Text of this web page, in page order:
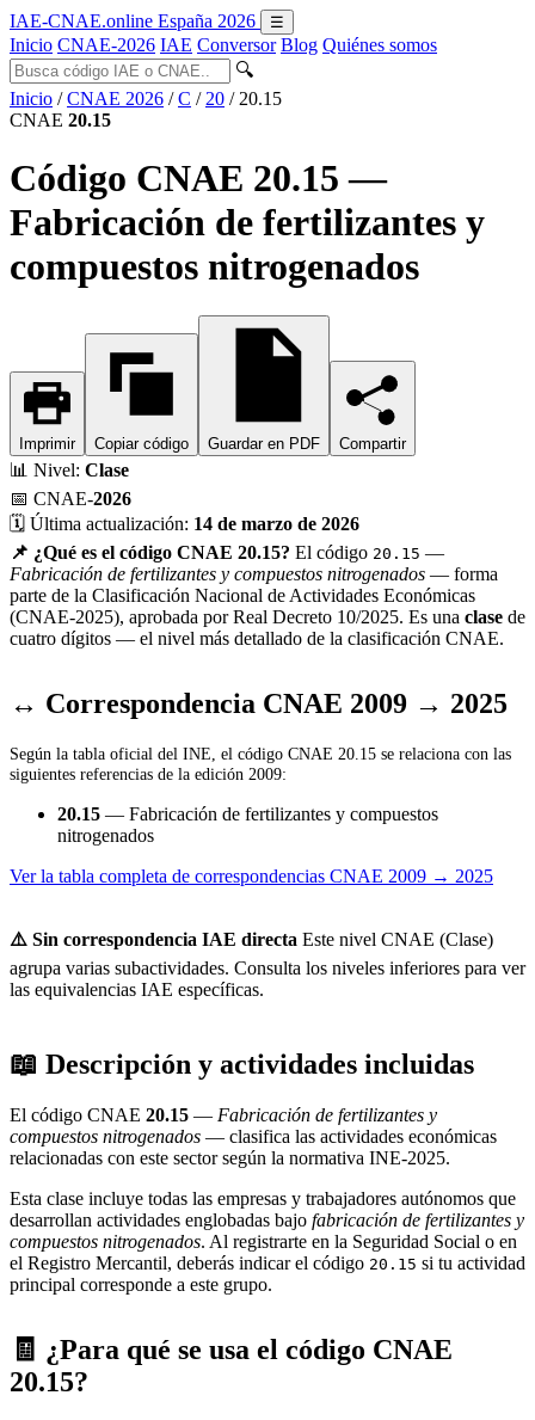
IAE-CNAE.online España 2026 ☰
Inicio CNAE-2026 IAE Conversor Blog Quiénes somos
🔍
Inicio / CNAE 2026 / C / 20 / 20.15
CNAE 20.15
Código CNAE 20.15 —
Fabricación de fertilizantes y
compuestos nitrogenados
Imprimir Copiar código Guardar en PDF Compartir
📊 Nivel: Clase
📅 CNAE-2026
🗓️ Última actualización: 14 de marzo de 2026
📌 ¿Qué es el código CNAE 20.15? El código 20.15 —
Fabricación de fertilizantes y compuestos nitrogenados — forma
parte de la Clasificación Nacional de Actividades Económicas
(CNAE-2025), aprobada por Real Decreto 10/2025. Es una clase de
cuatro dígitos — el nivel más detallado de la clasificación CNAE.
↔ Correspondencia CNAE 2009 → 2025
Según la tabla oficial del INE, el código CNAE 20.15 se relaciona con las
siguientes referencias de la edición 2009:
20.15 — Fabricación de fertilizantes y compuestos
nitrogenados
Ver la tabla completa de correspondencias CNAE 2009 → 2025
⚠️ Sin correspondencia IAE directa Este nivel CNAE (Clase)
agrupa varias subactividades. Consulta los niveles inferiores para ver
las equivalencias IAE específicas.
📖 Descripción y actividades incluidas
El código CNAE 20.15 — Fabricación de fertilizantes y
compuestos nitrogenados — clasifica las actividades económicas
relacionadas con este sector según la normativa INE-2025.
Esta clase incluye todas las empresas y trabajadores autónomos que
desarrollan actividades englobadas bajo fabricación de fertilizantes y
compuestos nitrogenados. Al registrarte en la Seguridad Social o en
el Registro Mercantil, deberás indicar el código 20.15 si tu actividad
principal corresponde a este grupo.
🧾 ¿Para qué se usa el código CNAE
20.15?